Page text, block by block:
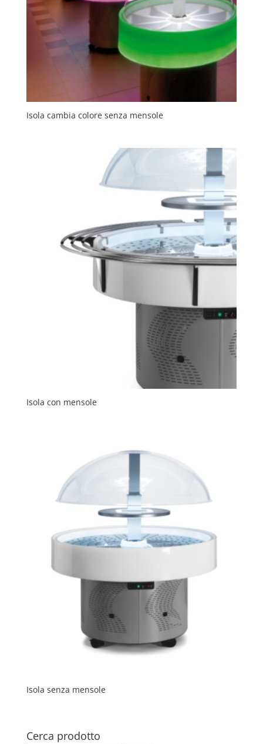
Isola cambia colore senza mensole
Isola con mensole
Isola senza mensole
Cerca prodotto